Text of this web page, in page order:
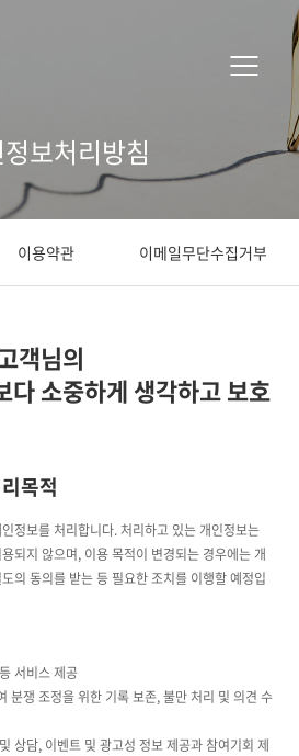
보처리방침
이용약관 이메일무단수집거부
객님의
다 소중하게 생각하고 보호
목적
정보를 처리합니다. 처리하고 있는 개인정보는
되지 않으며, 이용 목적이 변경되는 경우에는 개
의 동의를 받는 등 필요한 조치를 이행할 예정입
서비스 제공
분쟁 조정을 위한 기록 보존, 불만 처리 및 의견 수
상담, 이벤트 및 광고성 정보 제공과 참여기회 제